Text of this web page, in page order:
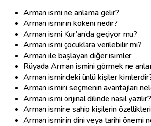
Arman ismi ne anlama gelir?
Arman isminin kökeni nedir?
Arman ismi Kur’an’da geçiyor mu?
Arman ismi çocuklara verilebilir mi?
Arman ile başlayan diğer isimler
Rüyada Arman ismini görmek ne
Arman ismindeki ünlü kişiler
Arman ismini seçmenin avantajları
Arman ismi orijinal dilinde nasıl yazılır?
Arman ismine sahip kişilerin
Arman isminin dini veya tarihi önemi